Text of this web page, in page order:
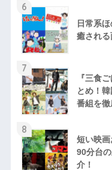
6
日常系
癒され
7
『三食
とめ！
番組を
8
短い映
90分台
介！